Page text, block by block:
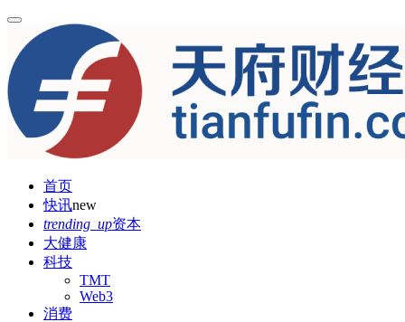
首页
快讯new
trending_up资本
大健康
科技
TMT
Web3
消费